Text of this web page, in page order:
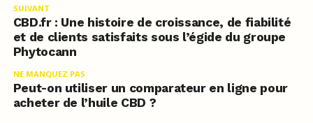
SUIVANT
CBD.fr : Une histoire de croissance, de fiabilité
et de clients satisfaits sous l’égide du groupe
Phytocann
NE MANQUEZ PAS
Peut-on utiliser un comparateur en ligne pour
acheter de l’huile CBD ?